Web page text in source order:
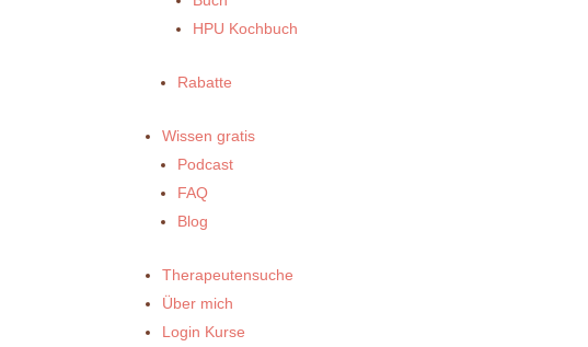
HPU Kochbuch
Rabatte
Wissen gratis
Podcast
FAQ
Blog
Therapeutensuche
Über mich
Login Kurse